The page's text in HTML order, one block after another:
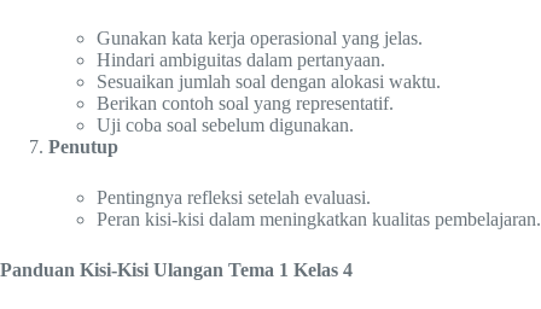
Gunakan kata kerja operasional yang jelas.
Hindari ambiguitas dalam pertanyaan.
Sesuaikan jumlah soal dengan alokasi waktu.
Berikan contoh soal yang representatif.
Uji coba soal sebelum digunakan.
Penutup
Pentingnya refleksi setelah evaluasi.
Peran kisi-kisi dalam meningkatkan kualitas pembelajaran.
Panduan Kisi-Kisi Ulangan Tema 1 Kelas 4